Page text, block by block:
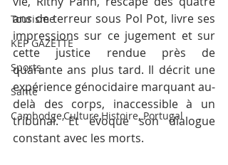
Tourisme
KEP GAZETTE
Sports
Santé
Cambodge,Culture,Histoire, Portugal
ans de terreur sous Pol Pot, livre ses
impressions sur ce jugement et sur
cette justice rendue près de
quarante ans plus tard. Il décrit une
expérience génocidaire marquant au-
delà des corps, inaccessible à un
tribunal. Et évoque son dialogue
constant avec les morts.